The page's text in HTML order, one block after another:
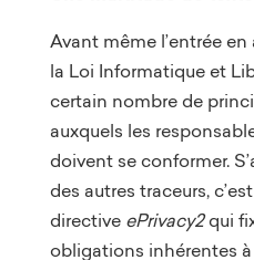
Avant même l’entrée
la Loi Informatique et
certain nombre de
auxquels les
doivent se conformer.
des autres traceurs,
directive ePrivacy2qui
obligations inhérentes